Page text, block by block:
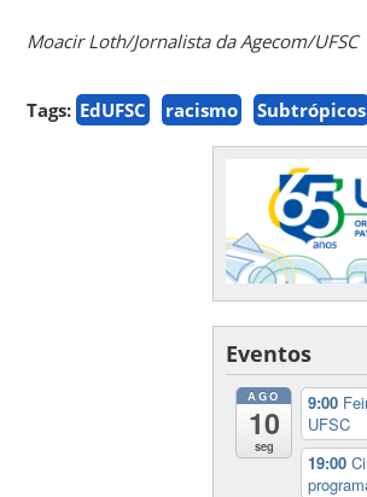
Moacir Loth/Jornalista da Agecom/UFSC
Tags: EdUFSC racismo Subtrópicos
Eventos
AGO
10
seg
9:00
UFSC
19:00